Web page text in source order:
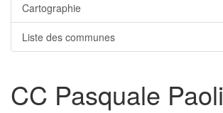
Cartographie
Liste des communes
CC Pasquale Paoli